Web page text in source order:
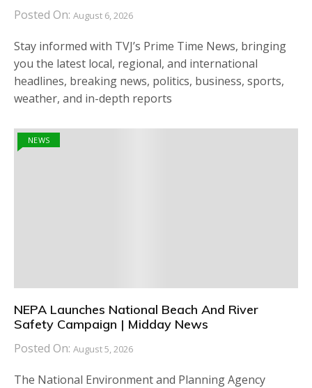
Posted On: August 6, 2026
Stay informed with TVJ’s Prime Time News, bringing
you the latest local, regional, and international
headlines, breaking news, politics, business, sports,
weather, and in-depth reports
NEWS
NEPA Launches National Beach And River
Safety Campaign | Midday News
Posted On: August 5, 2026
The National Environment and Planning Agency